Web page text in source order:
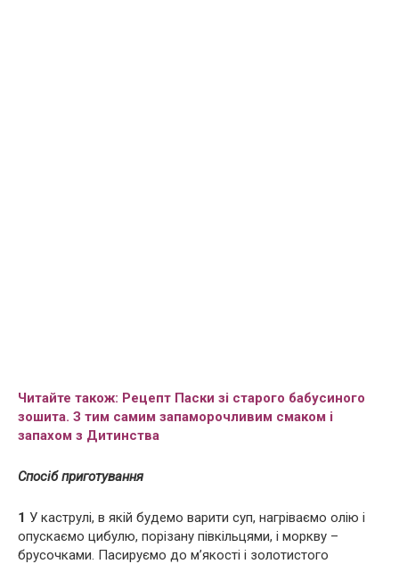
Читайте також: Рецепт Паски зі старого бабусиного
зошита. З тим самим запаморочливим смаком і
запахом з Дитинства
Спосіб приготування
1 У каструлі, в якій будемо варити суп, нагріваємо олію і
опускаємо цибулю, порізану півкільцями, і моркву –
брусочками. Пасируємо до м’якості і золотистого